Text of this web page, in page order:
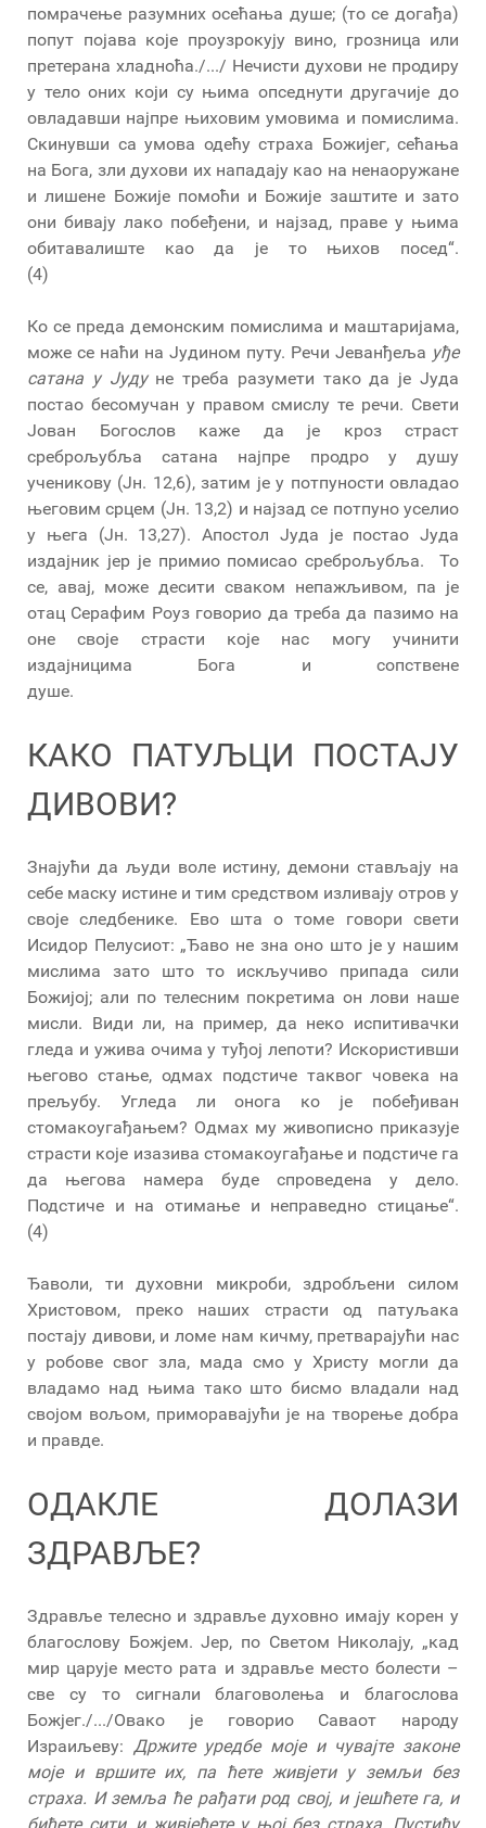
помрачење разумних осећања душе; (то се догађа)
попут појава које проузрокују вино, грозница или
претерана хладноћа./.../ Нечисти духови не продиру
у тело оних који су њима опседнути другачије до
овладавши најпре њиховим умовима и помислима.
Скинувши са умова одећу страха Божијег, сећања
на Бога, зли духови их нападају као на ненаоружане
и лишене Божије помоћи и Божије заштите и зато
они бивају лако побеђени, и најзад, праве у њима
обитавалиште као да је то њихов посед“.
(4)
Ко се преда демонским помислима и маштаријама,
може се наћи на Јудином путу. Речи Јеванђеља уђе
сатана у Јудуне треба разумети тако да је Јуда
постао бесомучан у правом смислу те речи. Свети
Јован Богослов каже да је кроз страст
среброљубља сатана најпре продро у душу
ученикову (Јн. 12,6), затим је у потпуности овладао
његовим срцем (Јн. 13,2) и најзад се потпуно уселио
у њега (Јн. 13,27). Апостол Јуда је постао Јуда
издајник јер је примио помисао среброљубља. То
се, авај, може десити сваком непажљивом, па је
отац Серафим Роуз говорио да треба да пазимо на
оне своје страсти које нас могу учинити
издајницима Бога и сопствене
душе.
КАКО ПАТУЉЦИ ПОСТАЈУ
ДИВОВИ?
Знајући да људи воле истину, демони стављају на
себе маску истине и тим средством изливају отров у
своје следбенике. Ево шта о томе говори свети
Исидор Пелусиот: „Ђаво не зна оно што је у нашим
мислима зато што то искључиво припада сили
Божијој; али по телесним покретима он лови наше
мисли. Види ли, на пример, да неко испитивачки
гледа и ужива очима у туђој лепоти? Искористивши
његово стање, одмах подстиче таквог човека на
прељубу. Угледа ли онога ко је побеђиван
стомакоугађањем? Одмах му живописно приказује
страсти које изазива стомакоугађање и подстиче га
да његова намера буде спроведена у дело.
Подстиче и на отимање и неправедно стицање“.
(4)
Ђаволи, ти духовни микроби, здробљени силом
Христовом, преко наших страсти од патуљака
постају дивови, и ломе нам кичму, претварајући нас
у робове свог зла, мада смо у Христу могли да
владамо над њима тако што бисмо владали над
својом вољом, приморавајући је на творење добра
и правде.
ОДАКЛЕ ДОЛАЗИ
ЗДРАВЉЕ?
Здравље телесно и здравље духовно имају корен у
благослову Божјем. Јер, по Светом Николају, „кад
мир царује место рата и здравље место болести –
све су то сигнали благоволења и благослова
Божјег./.../Овако је говорио Саваот народу
Израиљеву: Држите уредбе моје и чувајте законе
моје и вршите их, па ћете живјети у земљи без
страха. И земља ће рађати род свој, и јешћете га, и